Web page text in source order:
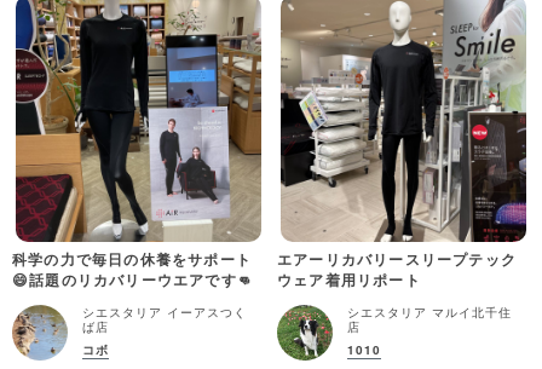
科学の力で毎日の休養をサポート
😄話題のリカバリーウエアです👊
シエスタリア イーアスつく
ば店
コボ
エアーリカバリースリープテック
ウェア着用リポート
シエスタリア マルイ北千住
店
1010